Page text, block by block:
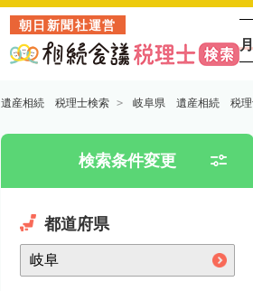
朝日新聞社運営
遺産相続 税理士検索 岐阜県 遺産相続 税理
検索条件変更
都道府県